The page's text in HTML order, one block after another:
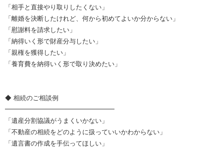
「相手と直接やり取りしたくない」
「離婚を決断したけれど、何から初めてよいか分からない」
「慰謝料を請求したい」
「納得いく形で財産分与したい」
「親権を獲得したい」
「養育費を納得いく形で取り決めたい」
◆ 相続のご相談例
━━━━━━━━━━━━━━━━━
「遺産分割協議がうまくいかない」
「不動産の相続をどのように扱っていいかわからない」
「遺言書の作成を手伝ってほしい」